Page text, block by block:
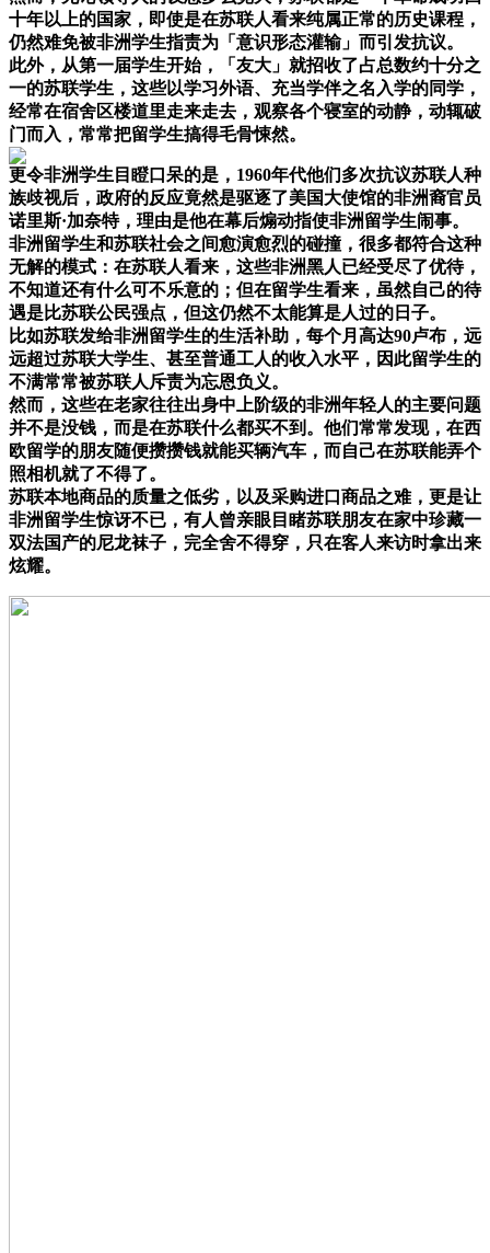
十年以上的国家，即使是在苏联人看来纯属正常的历史课程，
仍然难免被非洲学生指责为「意识形态灌输」而引发抗议。
此外，从第一届学生开始，「友大」就招收了占总数约十分之
一的苏联学生，这些以学习外语、充当学伴之名入学的同学，
经常在宿舍区楼道里走来走去，观察各个寝室的动静，动辄破
门而入，常常把留学生搞得毛骨悚然。
更令非洲学生目瞪口呆的是，1960年代他们多次抗议苏联人种
族歧视后，政府的反应竟然是驱逐了美国大使馆的非洲裔官员
诺里斯·加奈特，理由是他在幕后煽动指使非洲留学生闹事。
非洲留学生和苏联社会之间愈演愈烈的碰撞，很多都符合这种
无解的模式：在苏联人看来，这些非洲黑人已经受尽了优待，
不知道还有什么可不乐意的；但在留学生看来，虽然自己的待
遇是比苏联公民强点，但这仍然不太能算是人过的日子。
比如苏联发给非洲留学生的生活补助，每个月高达90卢布，远
远超过苏联大学生、甚至普通工人的收入水平，因此留学生的
不满常常被苏联人斥责为忘恩负义。
然而，这些在老家往往出身中上阶级的非洲年轻人的主要问题
并不是没钱，而是在苏联什么都买不到。他们常常发现，在西
欧留学的朋友随便攒攒钱就能买辆汽车，而自己在苏联能弄个
照相机就了不得了。
苏联本地商品的质量之低劣，以及采购进口商品之难，更是让
非洲留学生惊讶不已，有人曾亲眼目睹苏联朋友在家中珍藏一
双法国产的尼龙袜子，完全舍不得穿，只在客人来访时拿出来
炫耀。